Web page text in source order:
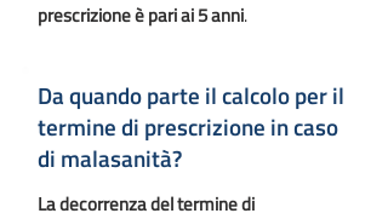
prescrizione è pari ai 5 anni.
Da quando parte il calcolo per il
termine di prescrizione in caso
di malasanità?
La decorrenza del termine di